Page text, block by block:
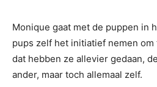
Monique gaat met de puppen in
pups zelf het initiatief nemen om
dat hebben ze allevier gedaan,
ander, maar toch allemaal zelf.